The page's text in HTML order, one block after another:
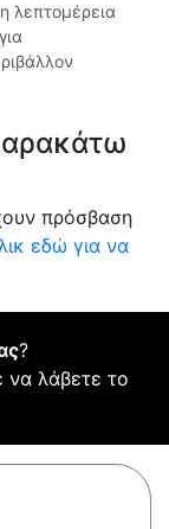
λεπτομέρεια
πρόσβαση
εδώ για να
?
να λάβετε το